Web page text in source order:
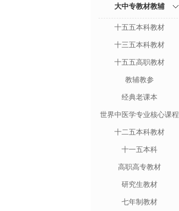
文化进校园项目）
大中专教材教辅
十五五本科教材
十三五本科教材
十五五高职教材
教辅教参
经典老课本
世界中医学专业核心课程
十二五本科教材
十一五本科
高职高专教材
研究生教材
七年制教材